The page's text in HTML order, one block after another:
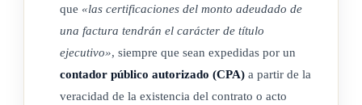
CAPÍTULO II
CONTRATO DE FACTOREO
que «las certificaciones del monto adeudado de
una factura tendrán el carácter de título
ejecutivo», siempre que sean expedidas por un
contador público autorizado (CPA) a partir de la
veracidad de la existencia del contrato o acto